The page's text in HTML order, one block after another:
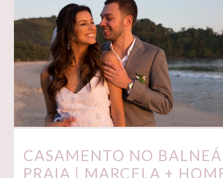
CASAMENTO NO
PRAIA | MARCELA +